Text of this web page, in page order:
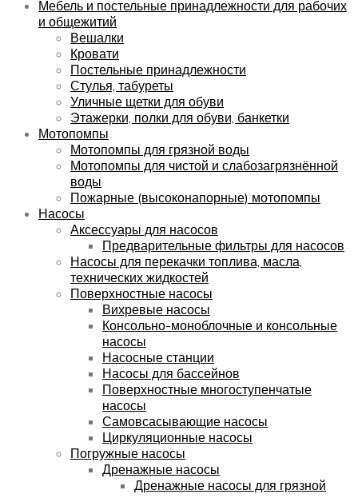
Мебель и постельные принадлежности для рабочих
и общежитий
Вешалки
Кровати
Постельные принадлежности
Стулья, табуреты
Уличные щетки для обуви
Этажерки, полки для обуви, банкетки
Мотопомпы
Мотопомпы для грязной воды
Мотопомпы для чистой и слабозагрязнённой
воды
Пожарные (высоконапорные) мотопомпы
Насосы
Аксессуары для насосов
Предварительные фильтры для насосов
Насосы для перекачки топлива, масла,
технических жидкостей
Поверхностные насосы
Вихревые насосы
Консольно-моноблочные и консольные
насосы
Насосные станции
Насосы для бассейнов
Поверхностные многоступенчатые
насосы
Самовсасывающие насосы
Циркуляционные насосы
Погружные насосы
Дренажные насосы
Дренажные насосы для грязной